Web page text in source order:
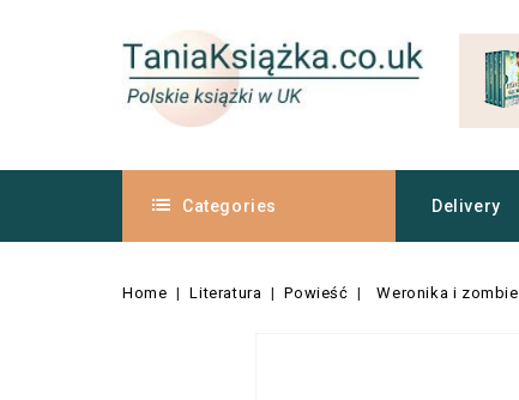
Categories Delivery
Home Literatura Powieść Weronika i zombie